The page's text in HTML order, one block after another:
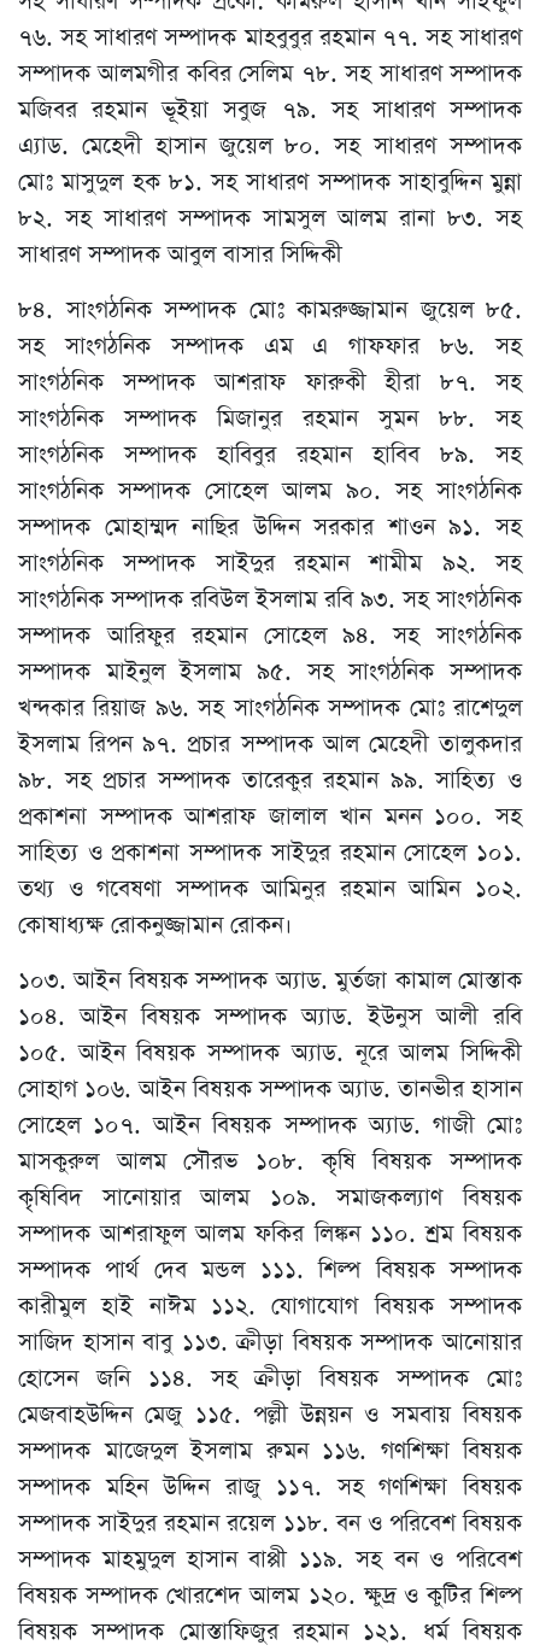
৭৬. সহ সাধারণ সম্পাদক মাহবুবুর রহমান ৭৭. সহ সাধারণ
সম্পাদক আলমগীর কবির সেলিম ৭৮. সহ সাধারণ সম্পাদক
মজিবর রহমান ভূইয়া সবুজ ৭৯. সহ সাধারণ সম্পাদক
এ্যাড. মেহেদী হাসান জুয়েল ৮০. সহ সাধারণ সম্পাদক
মোঃ মাসুদুল হক ৮১. সহ সাধারণ সম্পাদক সাহাবুদ্দিন মুন্না
৮২. সহ সাধারণ সম্পাদক সামসুল আলম রানা ৮৩. সহ
সাধারণ সম্পাদক আবুল বাসার সিদ্দিকী
৮৪. সাংগঠনিক সম্পাদক মোঃ কামরুজ্জামান জুয়েল ৮৫.
সহ সাংগঠনিক সম্পাদক এম এ গাফফার ৮৬. সহ
সাংগঠনিক সম্পাদক আশরাফ ফারুকী হীরা ৮৭. সহ
সাংগঠনিক সম্পাদক মিজানুর রহমান সুমন ৮৮. সহ
সাংগঠনিক সম্পাদক হাবিবুর রহমান হাবিব ৮৯. সহ
সাংগঠনিক সম্পাদক সোহেল আলম ৯০. সহ সাংগঠনিক
সম্পাদক মোহাম্মদ নাছির উদ্দিন সরকার শাওন ৯১. সহ
সাংগঠনিক সম্পাদক সাইদুর রহমান শামীম ৯২. সহ
সাংগঠনিক সম্পাদক রবিউল ইসলাম রবি ৯৩. সহ সাংগঠনিক
সম্পাদক আরিফুর রহমান সোহেল ৯৪. সহ সাংগঠনিক
সম্পাদক মাইনুল ইসলাম ৯৫. সহ সাংগঠনিক সম্পাদক
খন্দকার রিয়াজ ৯৬. সহ সাংগঠনিক সম্পাদক মোঃ রাশেদুল
ইসলাম রিপন ৯৭. প্রচার সম্পাদক আল মেহেদী তালুকদার
৯৮. সহ প্রচার সম্পাদক তারেকুর রহমান ৯৯. সাহিত্য ও
প্রকাশনা সম্পাদক আশরাফ জালাল খান মনন ১০০. সহ
সাহিত্য ও প্রকাশনা সম্পাদক সাইদুর রহমান সোহেল ১০১.
তথ্য ও গবেষণা সম্পাদক আমিনুর রহমান আমিন ১০২.
কোষাধ্যক্ষ রোকনুজ্জামান রোকন।
১০৩. আইন বিষয়ক সম্পাদক অ্যাড. মুর্তজা কামাল মোস্তাক
১০৪. আইন বিষয়ক সম্পাদক অ্যাড. ইউনুস আলী রবি
১০৫. আইন বিষয়ক সম্পাদক অ্যাড. নূরে আলম সিদ্দিকী
সোহাগ ১০৬. আইন বিষয়ক সম্পাদক অ্যাড. তানভীর হাসান
সোহেল ১০৭. আইন বিষয়ক সম্পাদক অ্যাড. গাজী মোঃ
মাসকুরুল আলম সৌরভ ১০৮. কৃষি বিষয়ক সম্পাদক
কৃষিবিদ সানোয়ার আলম ১০৯. সমাজকল্যাণ বিষয়ক
সম্পাদক আশরাফুল আলম ফকির লিঙ্কন ১১০. শ্রম বিষয়ক
সম্পাদক পার্থ দেব মন্ডল ১১১. শিল্প বিষয়ক সম্পাদক
কারীমুল হাই নাঈম ১১২. যোগাযোগ বিষয়ক সম্পাদক
সাজিদ হাসান বাবু ১১৩. ক্রীড়া বিষয়ক সম্পাদক আনোয়ার
হোসেন জনি ১১৪. সহ ক্রীড়া বিষয়ক সম্পাদক মোঃ
মেজবাহউদ্দিন মেজু ১১৫. পল্লী উন্নয়ন ও সমবায় বিষয়ক
সম্পাদক মাজেদুল ইসলাম রুমন ১১৬. গণশিক্ষা বিষয়ক
সম্পাদক মহিন উদ্দিন রাজু ১১৭. সহ গণশিক্ষা বিষয়ক
সম্পাদক সাইদুর রহমান রয়েল ১১৮. বন ও পরিবেশ বিষয়ক
সম্পাদক মাহমুদুল হাসান বাপ্পী ১১৯. সহ বন ও পরিবেশ
বিষয়ক সম্পাদক খোরশেদ আলম ১২০. ক্ষুদ্র ও কুটির শিল্প
বিষয়ক সম্পাদক মোস্তাফিজুর রহমান ১২১. ধর্ম বিষয়ক